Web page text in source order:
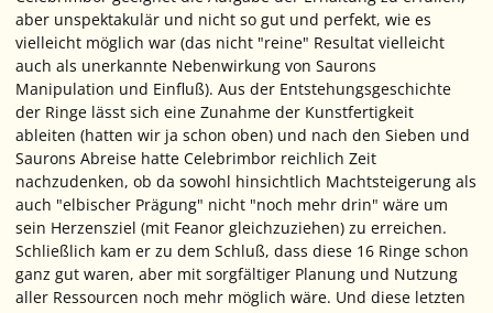
aber unspektakulär und nicht so gut und perfekt, wie es
vielleicht möglich war (das nicht "reine" Resultat vielleicht
auch als unerkannte Nebenwirkung von Saurons
Manipulation und Einfluß). Aus der Entstehungsgeschichte
der Ringe lässt sich eine Zunahme der Kunstfertigkeit
ableiten (hatten wir ja schon oben) und nach den Sieben und
Saurons Abreise hatte Celebrimbor reichlich Zeit
nachzudenken, ob da sowohl hinsichtlich Machtsteigerung als
auch "elbischer Prägung" nicht "noch mehr drin" wäre um
sein Herzensziel (mit Feanor gleichzuziehen) zu erreichen.
Schließlich kam er zu dem Schluß, dass diese 16 Ringe schon
ganz gut waren, aber mit sorgfältiger Planung und Nutzung
aller Ressourcen noch mehr möglich wäre. Und diese letzten